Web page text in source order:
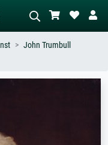
John Trumbull